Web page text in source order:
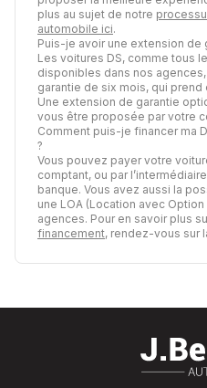
plus au sujet de notre
automobile ici.
Puis-je avoir une extension de
Les voitures DS, comme tous
disponibles dans nos
garantie de six mois, qui
Une extension de garantie
vous être proposée par votre
Comment puis-je financer ma
?
Vous pouvez payer votre
comptant, ou par
banque. Vous avez aussi la
une LOA (Location avec Option
agences. Pour en savoir plus
financement, rendez-vous sur